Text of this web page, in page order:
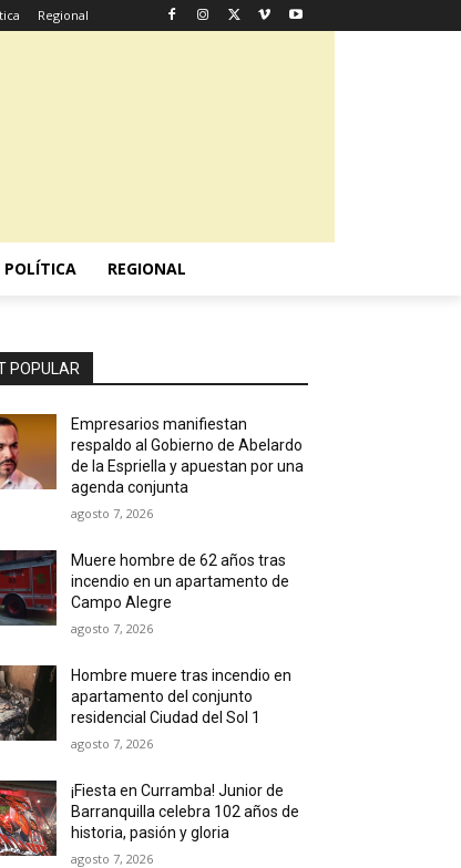
Regional
POLÍTICA REGIONAL
POPULAR
Empresarios manifiestan
respaldo al Gobierno de Abelardo
de la Espriella y apuestan por una
agenda conjunta
agosto 7, 2026
Muere hombre de 62 años tras
incendio en un apartamento de
Campo Alegre
agosto 7, 2026
Hombre muere tras incendio en
apartamento del conjunto
residencial Ciudad del Sol 1
agosto 7, 2026
¡Fiesta en Curramba! Junior de
Barranquilla celebra 102 años de
historia, pasión y gloria
agosto 7, 2026